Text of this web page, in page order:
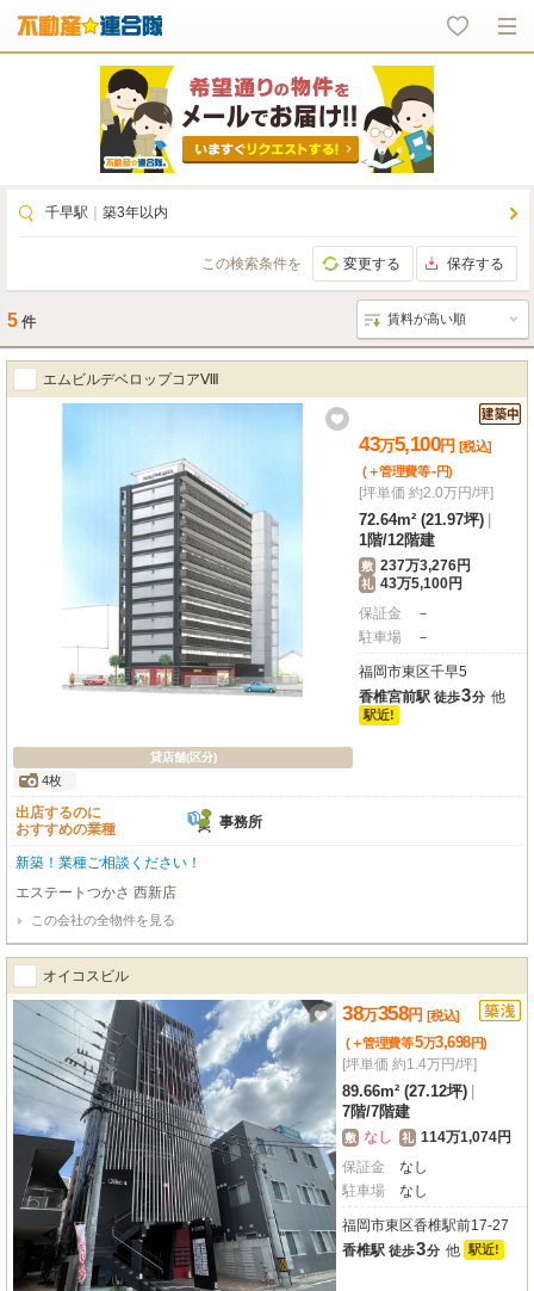
千早駅 築3年以内
この検索条件を 変更する 保存する
5 件
エムビルデベロップコアⅧ
貸店舗(区分)
4枚
43万5,100円 [税込]
(＋管理費等-円)
[坪単価 約2.0万円/坪]
72.64m² (21.97坪)
1階/12階建
敷 237万3,276円
礼 43万5,100円
保証金
－
駐車場
－
福岡市東区千早5
香椎宮前駅 徒歩3分 他
駅近!
出店するのに
おすすめの業種
事務所
新築！業種ご相談ください！
エステートつかさ 西新店
この会社の全物件を見る
オイコスビル
38万358円 [税込]
(＋管理費等5万3,698円)
[坪単価 約1.4万円/坪]
89.66m² (27.12坪)
7階/7階建
敷 なし 礼 114万1,074円
保証金
なし
駐車場
なし
福岡市東区香椎駅前17-27
香椎駅 徒歩3分 他 駅近!